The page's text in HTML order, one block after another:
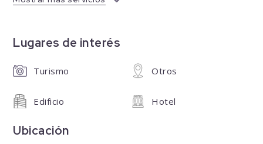
Lugares de interés
Turismo Otros
Edificio Hotel
Ubicación